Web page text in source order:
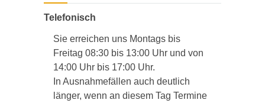
Telefonisch
Sie erreichen uns Montags bis
Freitag 08:30 bis 13:00 Uhr und von
14:00 Uhr bis 17:00 Uhr.
In Ausnahmefällen auch deutlich
länger, wenn an diesem Tag Termine